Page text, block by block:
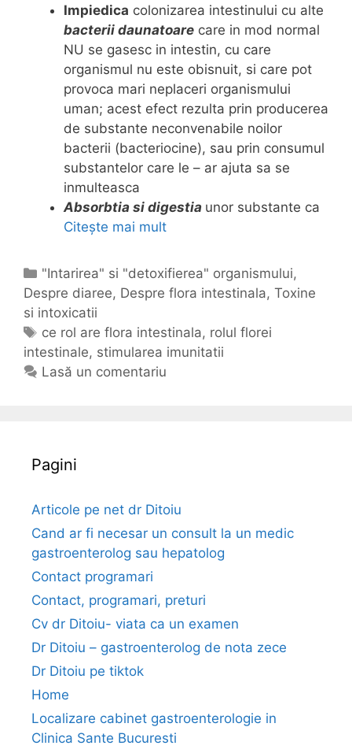
Impiedica colonizarea intestinului cu alte
bacterii daunatoare care in mod normal
NU se gasesc in intestin, cu care
organismul nu este obisnuit, si care pot
provoca mari neplaceri organismului
uman; acest efect rezulta prin producerea
de substante neconvenabile noilor
bacterii (bacteriocine), sau prin consumul
substantelor care le – ar ajuta sa se
inmulteasca
Absorbtia si digestia unor substante ca
Citește mai mult
r
o
a
r
n
e
s
i
n
a
C
a
t
e
g
o
"Intarirea" si "detoxifierea" organismului,
Despre diaree, Despre flora intestinala, Toxine
si intoxicatii
E
t
i
e
ce rol are flora intestinala, rolul florei
intestinale, stimularea imunitatii
Lasă un comentariu
Pagini
Articole pe net dr Ditoiu
Cand ar fi necesar un consult la un medic
gastroenterolog sau hepatolog
Contact programari
Contact, programari, preturi
Cv dr Ditoiu- viata ca un examen
Dr Ditoiu – gastroenterolog de nota zece
Dr Ditoiu pe tiktok
Home
Localizare cabinet gastroenterologie in
Clinica Sante Bucuresti